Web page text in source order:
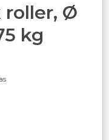
roller, Ø
kg